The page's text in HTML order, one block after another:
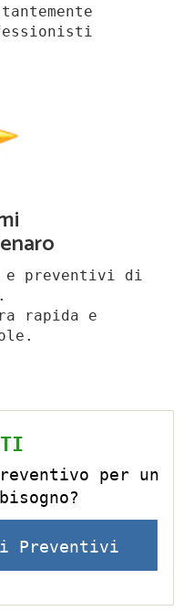
e preventivi di
rapida e
per un
Preventivi